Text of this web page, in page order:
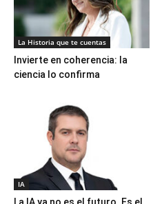
La Historia que te cuentas
Invierte en coherencia: la
ciencia lo confirma
IA
La IA ya no es el futuro. Es el